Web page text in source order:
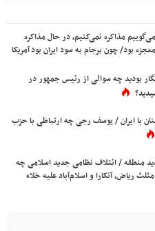
مذاکره نمی‌کنیم، در حال مذاکره
بود/ چون برجام به سود ایران بود آمریکا
بودید چه سوالی از رئیس جمهور در
با ایران / یوسف رجی چه ارتباطی با حزب
منطقه / ائتلاف نظامی جدید اسلامی چه
ریاض، آنکارا و اسلام‌آباد علیه خلاء